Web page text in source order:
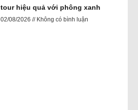
tour hiệu quả với phông xanh
02/08/2026 Không có bình luận